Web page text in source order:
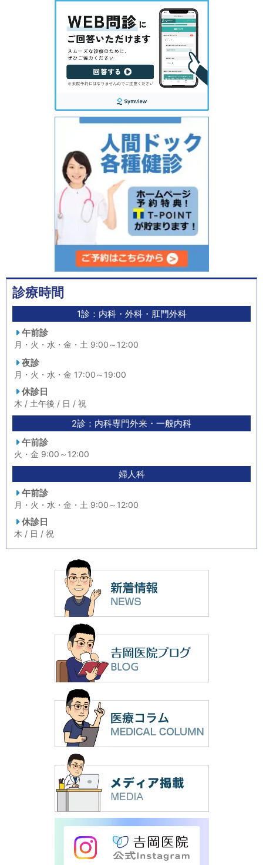
診療時間
1診：内科・外科・肛門外科
午前診
月・火・水・金・土 9:00～12:00
夜診
月・火・水・金 17:00～19:00
休診日
木 / 土午後 / 日 / 祝
2診：内科専門外来・一般内科
午前診
火・金 9:00～12:00
婦人科
午前診
月・火・水・金・土 9:00～12:00
休診日
木 / 日 / 祝